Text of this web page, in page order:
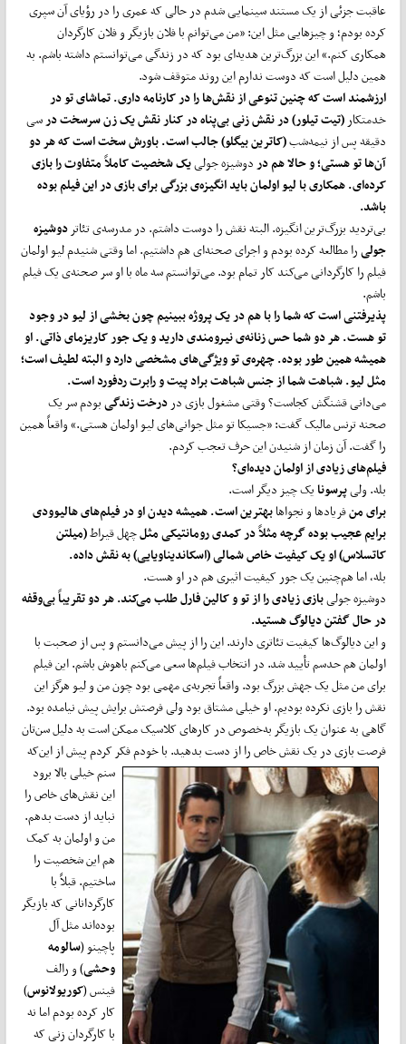
عاقبت جزئی از یک مستند سینمایی شدم در حالی که عمری را در رؤیای آن سپری
کرده بودم؛ و چیزهایی مثل این: «من می‌توانم با فلان بازیگر و فلان کارگردان
همکاری کنم.» این بزرگ‌ترین هدیه‌ای بود که در زندگی می‌توانستم داشته باشم. به
همین دلیل است که دوست ندارم این روند متوقف شود.
ارزشمند است که چنین تنوعی از نقش‌ها را در کارنامه داری. تماشای تو در
خدمتکار(تیت تیلور) در نقش زنی بی‌پناه در کنار نقش یک زن سرسخت درسی
دقیقه پس از نیمه‌شب(کاترین بیگلو)جالب است. باورش سخت است که هر دو
آن‌ها تو هستی؛ و حالا هم دردوشیزه جولییک شخصیت کاملاً متفاوت را بازی
کرده‌ای. همکاری با لیو اولمان باید انگیزه‌ی بزرگی برای بازی در این فیلم بوده
باشد.
بی‌تردید بزرگ‌ترین انگیزه. البته نقش را دوست داشتم. در مدرسه‌ی تئاتر دوشیزه
جولیرا مطالعه کرده بودم و اجرای صحنه‌ای هم داشتیم. اما وقتی شنیدم لیو اولمان
فیلم را کارگردانی می‌کند کار تمام بود. می‌توانستم سه ماه با او سر صحنه‌ی یک فیلم
باشم.
پذیرفتنی است که شما را با هم در یک پروژه ببینیم چون بخشی از لیو در وجود
تو هست. هر دو شما حس زنانه‌ی نیرومندی دارید و یک جور کاریزمای ذاتی. او
همیشه همین طور بوده. چهره‌ی تو ویژگی‌های مشخصی دارد و البته لطیف است؛
مثل لیو. شباهت شما از جنس شباهت براد پیت و رابرت ردفورد است.
می‌دانی قشنگش کجاست؟ وقتی مشغول بازی در درخت زندگیبودم سر یک
صحنه ترنس مالیک گفت: «جسیکا تو مثل جوانی‌های لیو اولمان هستی.» واقعاً همین
را گفت. آن زمان از شنیدن این حرف تعجب کردم.
فیلم‌های زیادی از اولمان دیده‌ای؟
بله. ولیپرسونایک چیز دیگر است.
برای منفریادها و نجواهابهترین است. همیشه دیدن او در فیلم‌های هالیوودی
برایم عجیب بوده گرچه مثلاً در کمدی رومانتیکی مثلچهل قیراط(میلتن
کاتسلاس) او یک کیفیت خاص شمالی (اسکاندیناویایی) به نقش داده.
بله، اما هم‌چنین یک جور کیفیت اثیری هم در او هست.
دوشیزه جولیبازی زیادی را از تو و کالین فارل طلب می‌کند. هر دو تقریباً بی‌وقفه
در حال گفتن دیالوگ هستید.
و این دیالوگ‌ها کیفیت تئاتری دارند. این را از پیش می‌دانستم و پس از صحبت با
اولمان هم حدسم تأیید شد. در انتخاب فیلم‌ها سعی می‌کنم باهوش باشم. این فیلم
برای من مثل یک جهش بزرگ بود. واقعاً تجربه‌ی مهمی بود چون من و لیو هرگز این
نقش را بازی نکرده بودیم. او خیلی مشتاق بود ولی فرصتش برایش پیش نیامده بود.
گاهی به عنوان یک بازیگر به‌خصوص در کارهای کلاسیک ممکن است به دلیل سن‌تان
فرصت بازی در یک نقش خاص را از دست بدهید. با خودم فکر کردم پیش از این‌که
سنمخیلی بالا برود
این نقش‌های خاص را
نباید از دست بدهم.
من و اولمان به کمک
هم این شخصیت را
ساختیم. قبلاً با
کارگردانانی که بازیگر
بوده‌اند مثل آل
پاچینو (سالومه
وحشی) و رالف
فینس (کوریولانوس)
کار کرده بودم اما نه
با کارگردان زنی که